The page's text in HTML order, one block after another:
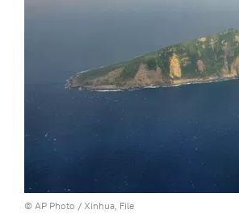
© AP Photo / Xinhua, File